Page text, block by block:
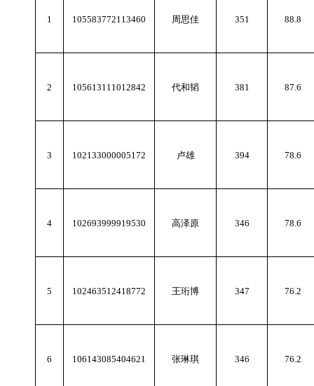
1 105583772113460 周思佳 351 88.8
2 105613111012842 代和韬 381 87.6
3 102133000005172 卢雄 394 78.6
4 102693999919530 高泽原 346 78.6
5 102463512418772 王珩博 347 76.2
6 106143085404621 张琳琪 346 76.2